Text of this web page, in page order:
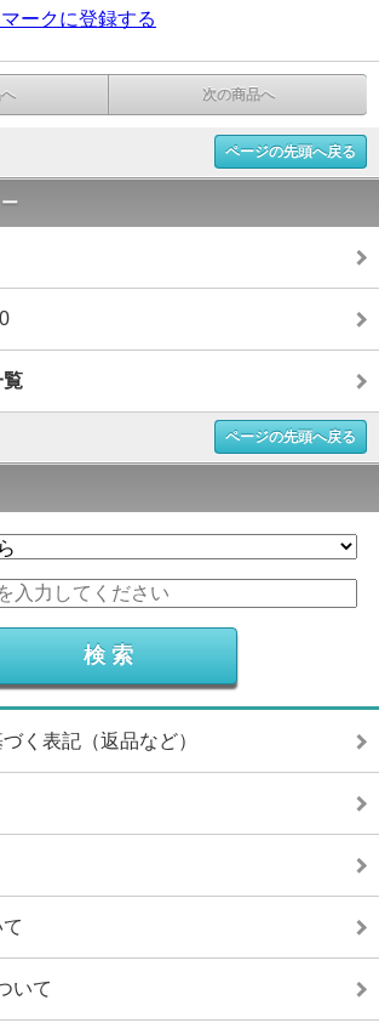
ークに登録する
次の商品へ
ページの先頭へ戻る
覧
ページの先頭へ戻る
く表記（返品など）
いて